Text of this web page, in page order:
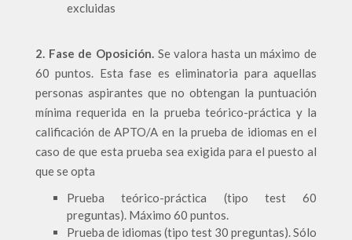
excluidas
2. Fase de Oposición. Se valora hasta un máximo de
60 puntos. Esta fase es eliminatoria para aquellas
personas aspirantes que no obtengan la puntuación
mínima requerida en la prueba teórico-práctica y la
calificación de APTO/A en la prueba de idiomas en el
caso de que esta prueba sea exigida para el puesto al
que se opta
Prueba teórico-práctica (tipo test 60
preguntas). Máximo 60 puntos.
Prueba de idiomas (tipo test 30 preguntas). Sólo